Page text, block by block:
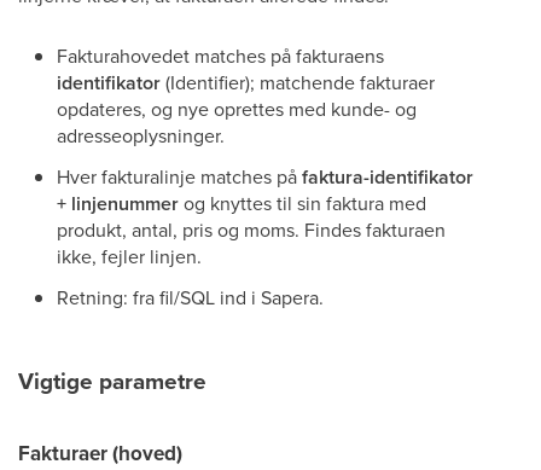
Fakturahovedet matches på fakturaens
identifikator(Identifier); matchende fakturaer
opdateres, og nye oprettes med kunde- og
adresseoplysninger.
Hver fakturalinje matches påfaktura-identifikator
+ linjenummerog knyttes til sin faktura med
produkt, antal, pris og moms. Findes fakturaen
ikke, fejler linjen.
Retning: fra fil/SQL ind i Sapera.
Vigtige parametre
Fakturaer (hoved)